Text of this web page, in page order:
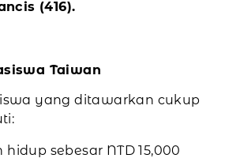
(416).
Taiwan
yang ditawarkan cukup
sebesar NTD 15,000